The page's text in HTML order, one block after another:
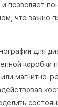
позволяет
что важно
для
коробки
магнитно-